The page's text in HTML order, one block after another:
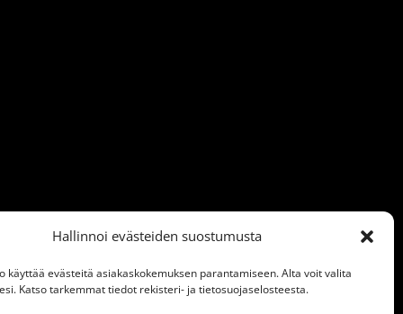
Hallinnoi evästeiden suostumusta
käyttää evästeitä asiakaskokemuksen parantamiseen. Alta voit valita
Katso tarkemmat tiedot rekisteri- ja tietosuojaselosteesta.